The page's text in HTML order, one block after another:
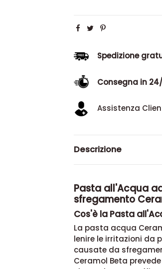
Spedizione
Consegna in
Assistenza
Descrizione
Pasta all'Acqua
sfregamento
Cos'è la Pasta
La pasta acqua
lenire le irritazioni da
causate da
Ceramol Beta prevede